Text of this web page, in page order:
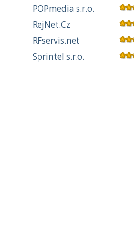
POPmedia s.r.o.
RejNet.Cz
RFservis.net
Sprintel s.r.o.